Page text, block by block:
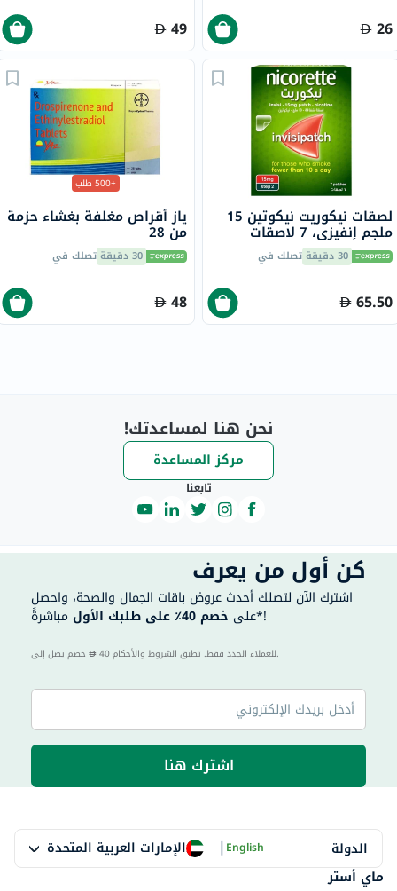
26
49
لصقات نيكوريت نيكوتين 15
ملجم إنفيزي، 7 لاصقات
30 دقيقة تصلك في
65.50
+500 طلب
ياز أقراص مغلفة بغشاء حزمة
من 28
30 دقيقة تصلك في
48
نحن هنا لمساعدتك!
مركز المساعدة
تابعنا
كن أول من يعرف
اشترك الآن لتصلك أحدث عروض باقات الجمال والصحة، واحصل
على خصم 40٪ على طلبك الأول مباشرةً*!
40 للعملاء الجدد فقط. تطبق الشروط والأحكام.
اشترك هنا
الدولة الإمارات العربية المتحدة |English
ماي أستر